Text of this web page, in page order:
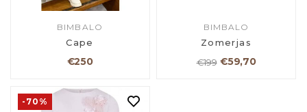
BIMBALO
Cape
€250
BIMBALO
Zomerjas
€199 €59,70
-70%